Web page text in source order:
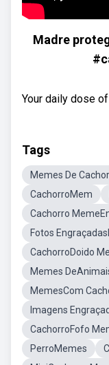
Madre
Your daily dose
Tags
Memes De
CachorroMem
Cachorro
Fotos
CachorroDoido
Memes
MemesCom
Imagens
CachorroFofo
PerroMemes